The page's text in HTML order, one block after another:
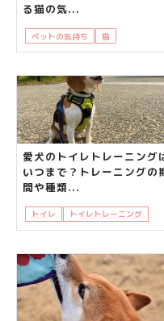
る猫の気...
ペットの気持ち 猫
愛犬のトイレトレーニング
いつまで？トレーニングの
間や種類...
トイレ トイレトレーニング